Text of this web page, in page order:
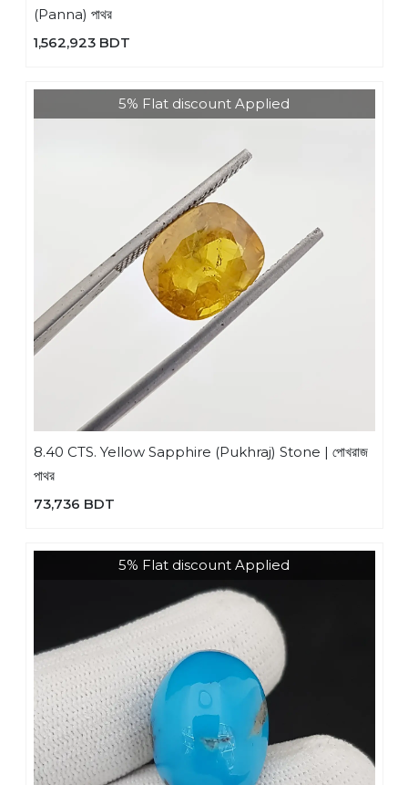
(Panna) পাথর
1,562,923 BDT
5% Flat discount Applied
8.40 CTS. Yellow Sapphire (Pukhraj) Stone | পোখরাজ
পাথর
73,736 BDT
5% Flat discount Applied